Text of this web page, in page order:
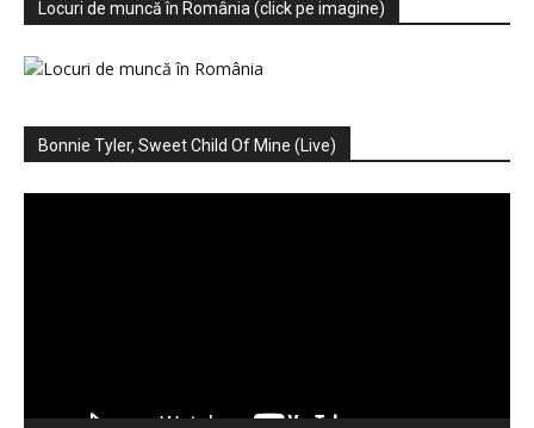
Locuri de muncă în România (click pe imagine)
Bonnie Tyler, Sweet Child Of Mine (Live)